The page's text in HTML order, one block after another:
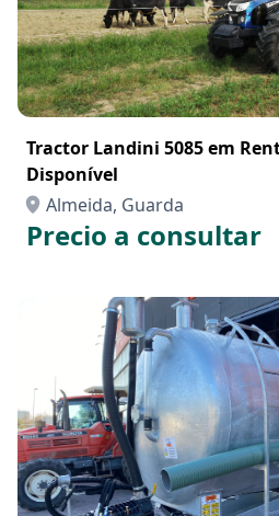
Tractor Landini 5085 em Renting
Disponível
Almeida, Guarda
Precio a consultar